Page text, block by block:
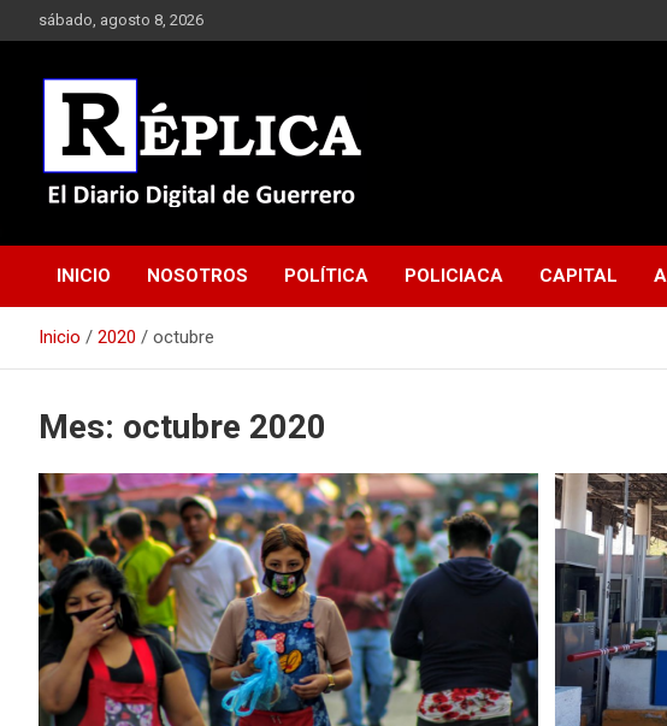
al
sábado, agosto 8, 2026
Réplica
INICIO NOSOTROS POLÍTICA POLICIACA CAPITAL
Inicio 2020 octubre
Mes: octubre 2020